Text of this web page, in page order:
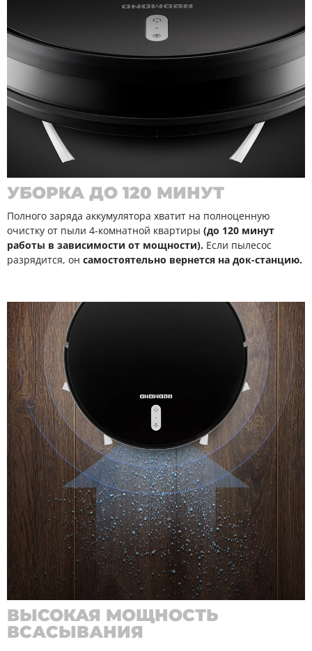
УБОРКА ДО 120 МИНУТ
Полного заряда аккумулятора хватит на полноценную
очистку от пыли 4-комнатной квартиры (до 120 минут
работы в зависимости от мощности). Если пылесос
разрядится, он самостоятельно вернется на док-станцию.
ВЫСОКАЯ МОЩНОСТЬ
ВСАСЫВАНИЯ